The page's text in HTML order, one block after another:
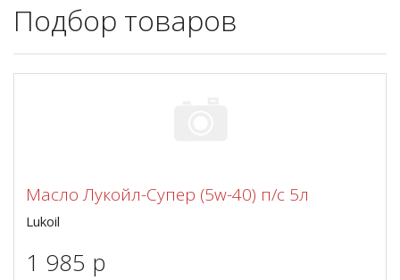
Подбор товаров
Масло Лукойл-Супер (5w-40) п/с 5л
Lukoil
1 985 p